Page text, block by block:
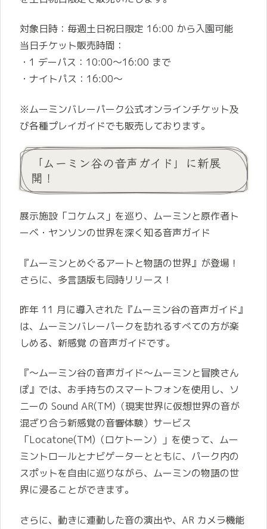
対象日時：毎週土日祝日限定 16:00 から入園可能
当日チケット販売時間：
・1 デーパス：10:00～16:00 まで
・ナイトパス：16:00～
※ムーミンバレーパーク公式オンラインチケット及
び各種プレイガイドでも販売しております。
「ムーミン谷の音声ガイド」に新展
開！
展示施設「コケムス」を巡り、ムーミンと原作者ト
ーベ・ヤンソンの世界を深く知る音声ガイド
『ムーミンとめぐるアートと物語の世界』が登場！
さらに、多言語版も同時リリース！
昨年 11 月に導入された『ムーミン谷の音声ガイド』
は、ムーミンバレーパークを訪れるすべての方が楽
しめる、新感覚 の音声ガイドです。
『～ムーミン谷の音声ガイド～ムーミンと冒険さん
ぽ』では、お手持ちのスマートフォンを使用し、ソ
ニーの Sound AR(TM)（現実世界に仮想世界の音が
混ざり合う新感覚の音響体験）サービス
「Locatone(TM)（ロケトーン）」を使って、ムー
ミントロールとナビゲーターとともに、パーク内の
スポットを自由に巡りながら、ムーミンの物語の世
界に浸ることができます。
さらに、動きに連動した音の演出や、AR カメラ機能